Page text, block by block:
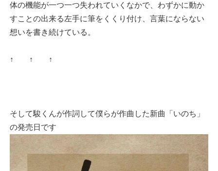
体の機能が一つ一つ失われていくなかで、わずかに動か
すことの出来る左手に筆をくくり付け、言葉にならない
想いを書き続けている。
↑ ↑ ↑
そして駿くんが作詞して僕らが作曲した新曲「いのち」
の発売日です